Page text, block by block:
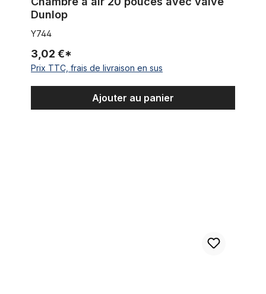
Dunlop
Y744
3,02 €*
Prix TTC, frais de livraison en sus
Ajouter au panier